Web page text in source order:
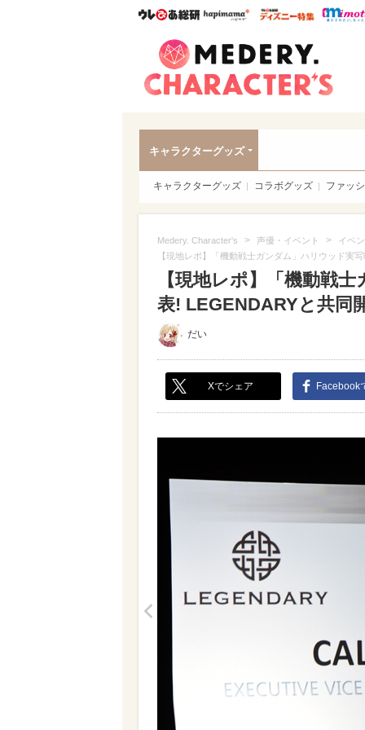
ウレぴあ総研ハピママ*
ウレぴ
キャラクターグッズ
キャラクターグッズ コラボグッズ ファッ
Medery. Character's > 声優・イベント >
イベ
【現地レポ】「機動戦士ガンダム」ハリウッド実
【現地レポ】「機動戦
表! LEGENDARYと共同
だい
Xでシェア Facebook